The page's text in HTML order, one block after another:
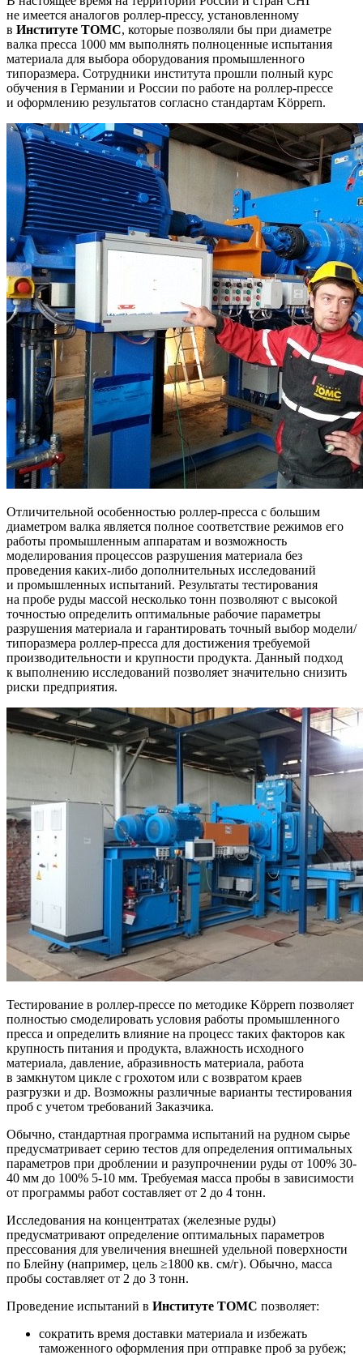
не имеется аналогов роллер-прессу, установленному
в Институте ТОМС, которые позволяли бы при диаметре
валка пресса 1000 мм выполнять полноценные испытания
материала для выбора оборудования промышленного
типоразмера. Сотрудники института прошли полный курс
обучения в Германии и России по работе на роллер-прессе
и оформлению результатов согласно стандартам Köppern.
Отличительной особенностью роллер-пресса с большим
диаметром валка является полное соответствие режимов его
работы промышленным аппаратам и возможность
моделирования процессов разрушения материала без
проведения каких-либо дополнительных исследований
и промышленных испытаний. Результаты тестирования
на пробе руды массой несколько тонн позволяют с высокой
точностью определить оптимальные рабочие параметры
разрушения материала и гарантировать точный выбор модели/
типоразмера роллер-пресса для достижения требуемой
производительности и крупности продукта. Данный подход
к выполнению исследований позволяет значительно снизить
риски предприятия.
Тестирование в роллер-прессе по методике Köppern позволяет
полностью смоделировать условия работы промышленного
пресса и определить влияние на процесс таких факторов как
крупность питания и продукта, влажность исходного
материала, давление, абразивность материала, работа
в замкнутом цикле с грохотом или с возвратом краев
разгрузки и др. Возможны различные варианты тестирования
проб с учетом требований Заказчика.
Обычно, стандартная программа испытаний на рудном сырье
предусматривает серию тестов для определения оптимальных
параметров при дроблении и разупрочнении руды от 100% 30-
40 мм до 100% 5-10 мм. Требуемая масса пробы в зависимости
от программы работ составляет от 2 до 4 тонн.
Исследования на концентратах (железные руды)
предусматривают определение оптимальных параметров
прессования для увеличения внешней удельной поверхности
по Блейну (например, цель ≥1800 кв. см/г). Обычно, масса
пробы составляет от 2 до 3 тонн.
Проведение испытаний в Институте ТОМС позволяет:
сократить время доставки материала и избежать
таможенного оформления при отправке проб за рубеж;